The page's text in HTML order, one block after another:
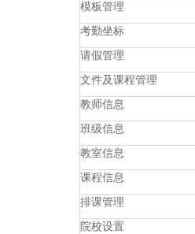
模板管理
考勤坐标
请假管理
文件及课程管理
教师信息
班级信息
教室信息
课程信息
排课管理
院校设置